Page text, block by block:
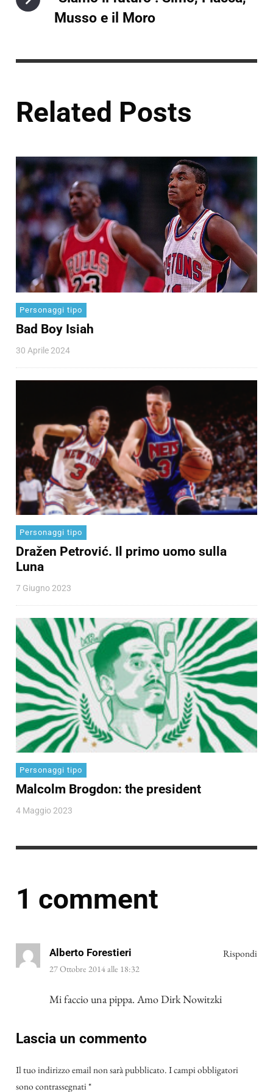
Musso e il Moro
Related Posts
Personaggi tipo
Bad Boy Isiah
30 Aprile 2024
Personaggi tipo
Dražen Petrović. Il primo uomo sulla
Luna
7 Giugno 2023
Personaggi tipo
Malcolm Brogdon: the president
4 Maggio 2023
1 comment
Alberto Forestieri
27 Ottobre 2014 alle 18:32
Mi faccio una pippa. Amo Dirk Nowitzki
Rispondi
Lascia un commento
Il tuo indirizzo email non sarà pubblicato.I campi obbligatori
sono contrassegnati*